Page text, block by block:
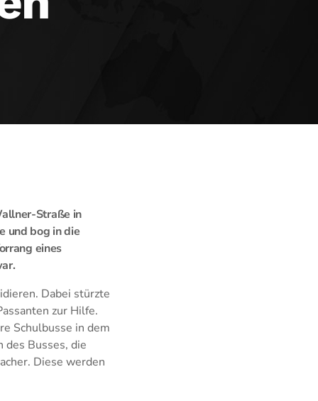
Straße in
und bog in die
eines
Dabei stürzte
zur Hilfe.
Schulbusse in dem
des Busses, die
Diese werden